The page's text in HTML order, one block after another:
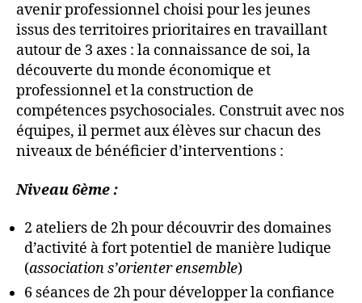
avenir professionnel choisi pour les jeunes
issus des territoires prioritaires en travaillant
autour de 3 axes : la connaissance de soi, la
découverte du monde économique et
professionnel et la construction de
compétences psychosociales. Construit avec nos
équipes, il permet aux élèves sur chacun des
niveaux de bénéficier d’interventions :
Niveau 6ème :
2 ateliers de 2h pour découvrir des domaines
d’activité à fort potentiel de manière ludique
(association s’orienter ensemble)
6 séances de 2h pour développer la confiance